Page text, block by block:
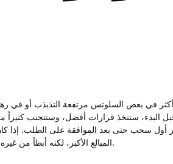
البدء، ستتخذ قرارات أفضل، وستتجنب
المبالغ الأكبر، لكنه أبطأ من غيره.